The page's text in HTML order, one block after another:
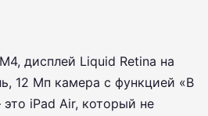
дисплей Liquid Retina на
12 Мп камера с функцией «В
iPad Air, который не